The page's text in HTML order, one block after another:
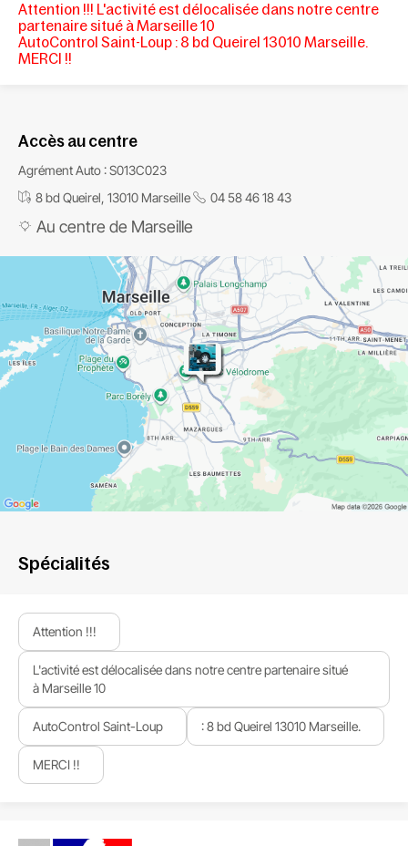
Attention !!! L'activité est délocalisée dans notre centre
partenaire situé à Marseille 10
AutoControl Saint-Loup : 8 bd Queirel 13010 Marseille.
MERCI !!
Accès au centre
Agrément Auto : S013C023
8 bd Queirel, 13010 Marseille
04 58 46 18 43
Au centre de Marseille
Spécialités
Attention !!!
L'activité est délocalisée dans notre centre partenaire situé
à Marseille 10
AutoControl Saint-Loup : 8 bd Queirel 13010 Marseille.
MERCI !!